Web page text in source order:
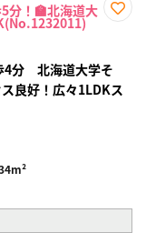
分！🏫北海道大
録
4分 北海道大学そ
良好！広々1LDKス